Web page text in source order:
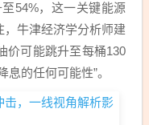
54%，这一关键能源
牛津经济学分析师建
价可能跳升至每桶130
的任何可能性”。